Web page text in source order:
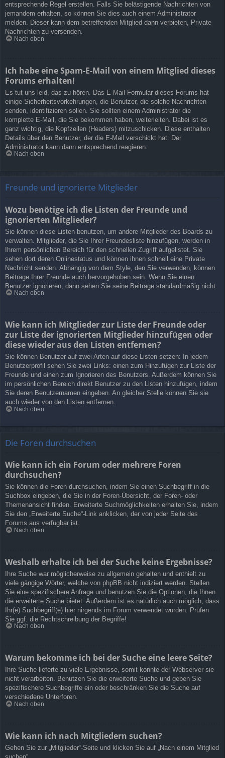
entsprechende Regel erstellen. Falls Sie belästigende Nachrichten von
jemandem erhalten, so können Sie dies auch einem Administrator
melden. Dieser kann dem betreffenden Mitglied dann verbieten, Private
Nachrichten zu versenden.
Nach oben
Ich habe eine Spam-E-Mail von einem Mitglied dieses
Forums erhalten!
Es tut uns leid, das zu hören. Das E-Mail-Formular dieses Forums hat
einige Sicherheitsvorkehrungen, die Benutzer, die solche Nachrichten
senden, identifizieren sollen. Sie sollten einem Administrator die
komplette E-Mail, die Sie bekommen haben, weiterleiten. Dabei ist es
ganz wichtig, die Kopfzeilen (Headers) mitzuschicken. Diese enthalten
Details über den Benutzer, der die E-Mail verschickt hat. Der
Administrator kann dann entsprechend reagieren.
Nach oben
Freunde und ignorierte Mitglieder
Wozu benötige ich die Listen der Freunde und
ignorierten Mitglieder?
Sie können diese Listen benutzen, um andere Mitglieder des Boards zu
verwalten. Mitglieder, die Sie Ihrer Freundesliste hinzufügen, werden in
Ihrem persönlichen Bereich für den schnellen Zugriff aufgelistet. Sie
sehen dort deren Onlinestatus und können ihnen schnell eine Private
Nachricht senden. Abhängig von dem Style, den Sie verwenden, können
Beiträge Ihrer Freunde auch hervorgehoben sein. Wenn Sie einen
Benutzer ignorieren, dann sehen Sie seine Beiträge standardmäßig nicht.
Nach oben
Wie kann ich Mitglieder zur Liste der Freunde oder
zur Liste der ignorierten Mitglieder hinzufügen oder
diese wieder aus den Listen entfernen?
Sie können Benutzer auf zwei Arten auf diese Listen setzen: In jedem
Benutzerprofil sehen Sie zwei Links: einen zum Hinzufügen zur Liste der
Freunde und einen zum Ignorieren des Benutzers. Außerdem können Sie
im persönlichen Bereich direkt Benutzer zu den Listen hinzufügen, indem
Sie deren Benutzernamen eingeben. An gleicher Stelle können Sie sie
auch wieder von den Listen entfernen.
Nach oben
Die Foren durchsuchen
Wie kann ich ein Forum oder mehrere Foren
durchsuchen?
Sie können die Foren durchsuchen, indem Sie einen Suchbegriff in die
Suchbox eingeben, die Sie in der Foren-Übersicht, der Foren- oder
Themenansicht finden. Erweiterte Suchmöglichkeiten erhalten Sie, indem
Sie den „Erweiterte Suche“-Link anklicken, der von jeder Seite des
Forums aus verfügbar ist.
Nach oben
Weshalb erhalte ich bei der Suche keine Ergebnisse?
Ihre Suche war möglicherweise zu allgemein gehalten und enthielt zu
viele gängige Wörter, welche von phpBB nicht indiziert werden. Stellen
Sie eine spezifischere Anfrage und benutzen Sie die Optionen, die Ihnen
die erweiterte Suche bietet. Außerdem ist es natürlich auch möglich, dass
Ihr(e) Suchbegriff(e) hier nirgends im Forum verwendet wurden. Prüfen
Sie ggf. die Rechtschreibung der Begriffe!
Nach oben
Warum bekomme ich bei der Suche eine leere Seite?
Ihre Suche lieferte zu viele Ergebnisse, somit konnte der Webserver sie
nicht verarbeiten. Benutzen Sie die erweiterte Suche und geben Sie
spezifischere Suchbegriffe ein oder beschränken Sie die Suche auf
verschiedene Unterforen.
Nach oben
Wie kann ich nach Mitgliedern suchen?
Gehen Sie zur „Mitglieder“-Seite und klicken Sie auf „Nach einem Mitglied